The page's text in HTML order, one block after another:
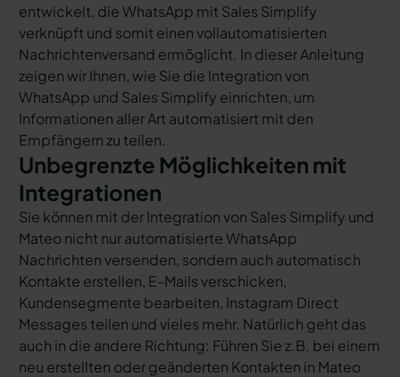
entwickelt, die WhatsApp mit Sales Simplify
verknüpft und somit einen vollautomatisierten
Nachrichtenversand ermöglicht. In dieser Anleitung
zeigen wir Ihnen, wie Sie die Integration von
WhatsApp und Sales Simplify einrichten, um
Informationen aller Art automatisiert mit den
Empfängern zu teilen.
Unbegrenzte Möglichkeiten mit
Integrationen
Sie können mit der Integration von Sales Simplify und
Mateo nicht nur automatisierte WhatsApp
Nachrichten versenden, sondern auch automatisch
Kontakte erstellen, E-Mails verschicken,
Kundensegmente bearbeiten, Instagram Direct
Messages teilen und vieles mehr. Natürlich geht das
auch in die andere Richtung: Führen Sie z.B. bei einem
neu erstellten oder geänderten Kontakten in Mateo